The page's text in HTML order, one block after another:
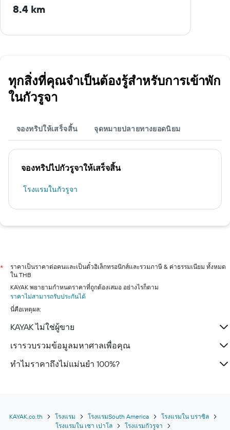
8.4 km
ทุกสิ่งที่คุณจำเป็นต้องรู้สำหรับการเข้าพัก
ในกัวรูจา
จองทริปให้เสร็จสิ้น จุดหมายปลายทางยอดนิยม
จองทริปไปกัวรูจาให้เสร็จสิ้น
โรงแรมในกัวรูจา
*
ราคาเป็นราคาต่อคนและเป็นตั๋วอิเล็กทรอนิกส์และรวมภาษี & ค่าธรรมเนียม ทั้งหมด
ใน THB
KAYAK พยายามกำหนดราคาที่ถูกต้องเสมอ อย่างไรก็ตาม
ราคาไม่สามารถรับประกันได้
นี่คือเหตุผล:
KAYAK ไม่ใช่ผู้ขาย
เรารวบรวมข้อมูลมหาศาลเพื่อคุณ
ทำไมราคาถึงไม่แม่นยำ 100%?
KAYAK.co.th โรงแรม โรงแรมSouth America
โรงแรมใน บราซิล
โรงแรมใน เซา เปาโล
โรงแรมกัวรูจา